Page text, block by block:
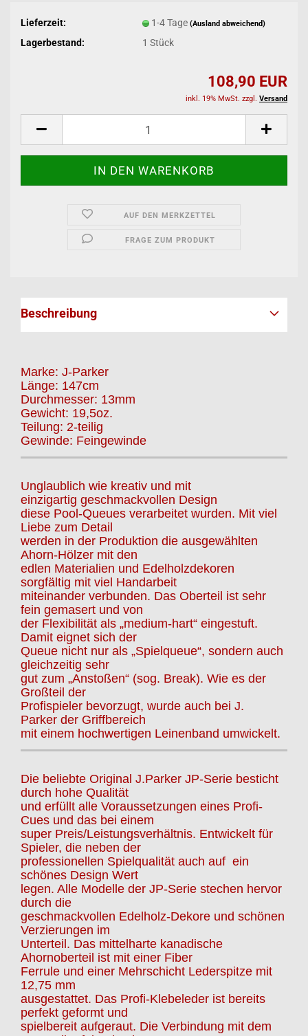
Lieferzeit: 1-4 Tage (Ausland abweichend)
Lagerbestand: 1 Stück
108,90 EUR
inkl. 19% MwSt. zzgl. Versand
AUF DEN MERKZETTEL
FRAGE ZUM PRODUKT
Beschreibung
Marke: J-Parker
Länge: 147cm
Durchmesser: 13mm
Gewicht: 19,5oz.
Teilung: 2-teilig
Gewinde: Feingewinde
Unglaublich wie kreativ und mit
einzigartig geschmackvollen Design
diese Pool-Queues verarbeitet wurden. Mit viel
Liebe zum Detail
werden in der Produktion die ausgewählten
Ahorn-Hölzer mit den
edlen Materialien und Edelholzdekoren
sorgfältig mit viel Handarbeit
miteinander verbunden. Das Oberteil ist sehr
fein gemasert und von
der Flexibilität als „medium-hart“ eingestuft.
Damit eignet sich der
Queue nicht nur als „Spielqueue“, sondern auch
gleichzeitig sehr
gut zum „Anstoßen“ (sog. Break). Wie es der
Großteil der
Profispieler bevorzugt, wurde auch bei J.
Parker der Griffbereich
mit einem hochwertigen Leinenband umwickelt.
Die beliebte Original J.Parker JP-Serie besticht
durch hohe Qualität
und erfüllt alle Voraussetzungen eines Profi-
Cues und das bei einem
super Preis/Leistungsverhältnis. Entwickelt für
Spieler, die neben der
professionellen Spielqualität auch auf ein
schönes Design Wert
legen. Alle Modelle der JP-Serie stechen hervor
durch die
geschmackvollen Edelholz-Dekore und schönen
Verzierungen im
Unterteil. Das mittelharte kanadische
Ahornoberteil ist mit einer Fiber
Ferrule und einer Mehrschicht Lederspitze mit
12,75 mm
ausgestattet. Das Profi-Klebeleder ist bereits
perfekt geformt und
spielbereit aufgeraut. Die Verbindung mit dem